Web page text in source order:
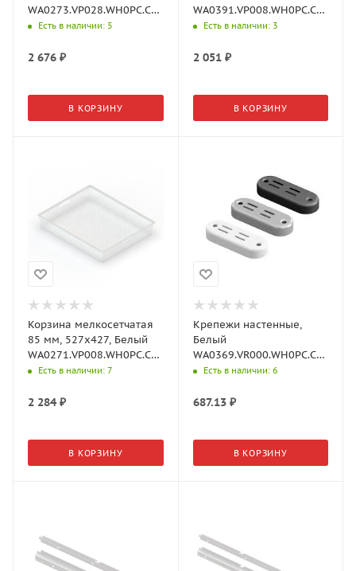
WA0273.VP028.WH0PC.CH
Aristo
Есть в наличии: 5
2 676 ₽
В КОРЗИНУ
WA0391.VP008.WH0PC.CH
Aristo
Есть в наличии: 3
2 051₽
В КОРЗИНУ
Корзина мелкосетчатая
85 мм, 527х427, Белый
WA0271.VP008.WH0PC.CH
Aristo
Есть в наличии: 7
2 284₽
В КОРЗИНУ
Крепежи настенные,
Белый
WA0369.VR000.WH0PC.CI
Aristo
Есть в наличии: 6
687.13₽
В КОРЗИНУ